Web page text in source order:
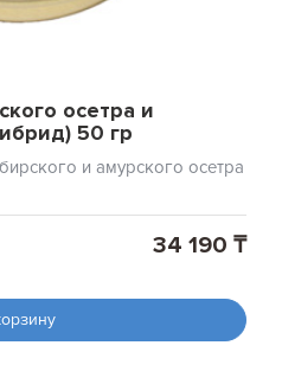
осетра и
50 гр
и амурского осетра
34 190 ₸